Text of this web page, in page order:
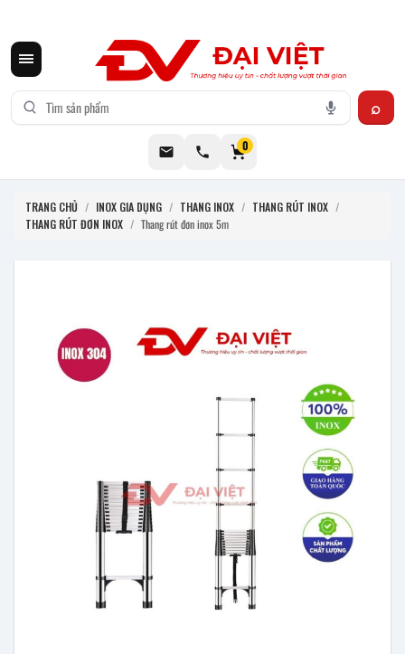
0
TRANG CHỦ / INOX GIA DỤNG / THANG INOX / THANG RÚT INOX /
THANG RÚT ĐƠN INOX / Thang rút đơn inox 5m